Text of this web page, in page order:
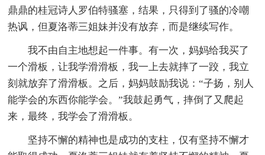
鼎鼎的桂冠诗人罗伯特骚塞，结果，只得到了骚的冷嘲
热讽，但夏洛蒂三姐妹并没有放弃，而是继续写作。
我不由自主地想起一件事。有一次，妈妈给我买了
一个滑板，让我学滑滑板，我一上去就摔了一跤，我立
刻就放弃了滑滑板。之后，妈妈鼓励我说：“子扬，别人
能学会的东西你能学会。”我鼓起勇气，摔倒了又爬起
来，最终，我学会了滑滑板。
坚持不懈的精神也是成功的支柱，仅有坚持不懈才